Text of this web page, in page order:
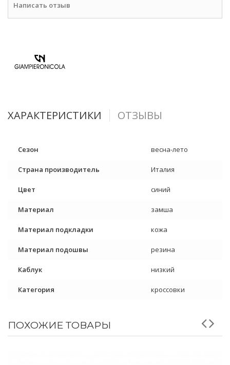
Написать отзыв
ХАРАКТЕРИСТИКИ ОТЗЫВЫ
Сезон весна-лето
Страна производитель Италия
Цвет синий
Материал замша
Материал подкладки кожа
Материал подошвы резина
Каблук низкий
Категория кроссовки
ПОХОЖИЕ ТОВАРЫ